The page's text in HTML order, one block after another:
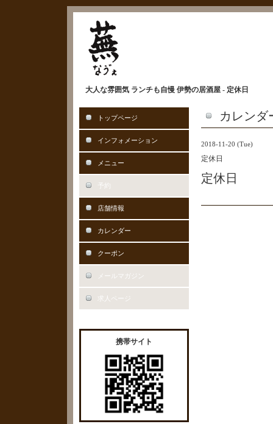
大人な雰囲気 ランチも自慢 伊勢の居酒屋 - 定休日
カレンダ
2018-11-20 (Tue)
定休日
定休日
トップページ
インフォメーション
メニュー
予約
店舗情報
カレンダー
クーポン
メールマガジン
求人ページ
携帯サイト